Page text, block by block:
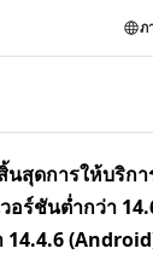
ภ
นสุดการให้บริกา
อร์ชันต่ำกว่า
14.4.6